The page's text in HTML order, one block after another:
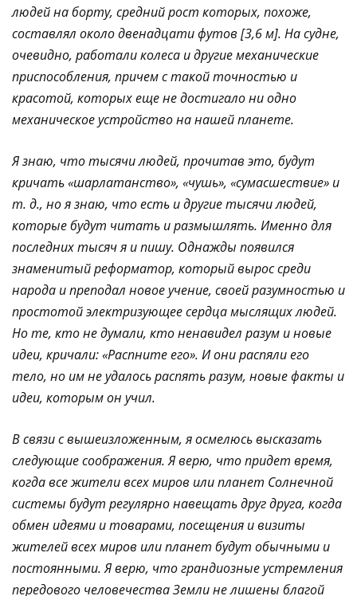
людей на борту, средний рост которых, похоже,
составлял около двенадцати футов [3,6 м]. На судне,
очевидно, работали колеса и другие механические
приспособления, причем с такой точностью и
красотой, которых еще не достигало ни одно
механическое устройство на нашей планете.
Я знаю, что тысячи людей, прочитав это, будут
кричать «шарлатанство», «чушь», «сумасшествие» и
т. д., но я знаю, что есть и другие тысячи людей,
которые будут читать и размышлять. Именно для
последних тысяч я и пишу. Однажды появился
знаменитый реформатор, который вырос среди
народа и преподал новое учение, своей разумностью и
простотой электризующее сердца мыслящих людей.
Но те, кто не думали, кто ненавидел разум и новые
идеи, кричали: «Распните его». И они распяли его
тело, но им не удалось распять разум, новые факты и
идеи, которым он учил.
В связи с вышеизложенным, я осмелюсь высказать
следующие соображения. Я верю, что придет время,
когда все жители всех миров или планет Солнечной
системы будут регулярно навещать друг друга, когда
обмен идеями и товарами, посещения и визиты
жителей всех миров или планет будут обычными и
постоянными. Я верю, что грандиозные устремления
передового человечества Земли не лишены благой